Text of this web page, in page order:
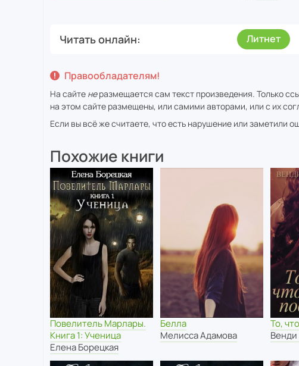
Читать онлайн Литнет
Правообладателям!
На сайте неразмещается сам текст произведения. Только
на этом сайте размещены, или самими авторами, или с их
Если вы всё же считаете, что есть нарушение или заметили
Похожие книги
Повелитель Марлары.
Книга 1: Ученица
Елена Борецкая
Белла
Мелисса Адамова
То,
Венди